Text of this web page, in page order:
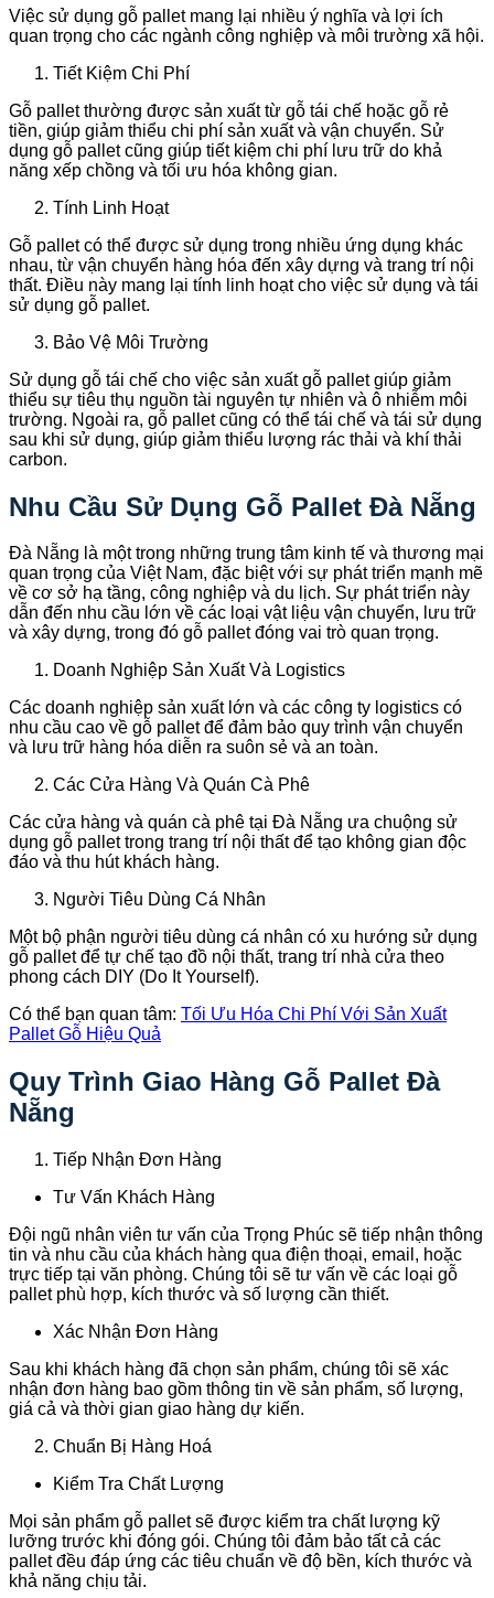
Việc sử dụng gỗ pallet mang lại nhiều ý nghĩa và lợi ích
quan trọng cho các ngành công nghiệp và môi trường xã hội.
Tiết Kiệm Chi Phí
Gỗ pallet thường được sản xuất từ gỗ tái chế hoặc gỗ rẻ
tiền, giúp giảm thiểu chi phí sản xuất và vận chuyển. Sử
dụng gỗ pallet cũng giúp tiết kiệm chi phí lưu trữ do khả
năng xếp chồng và tối ưu hóa không gian.
Tính Linh Hoạt
Gỗ pallet có thể được sử dụng trong nhiều ứng dụng khác
nhau, từ vận chuyển hàng hóa đến xây dựng và trang trí nội
thất. Điều này mang lại tính linh hoạt cho việc sử dụng và tái
sử dụng gỗ pallet.
Bảo Vệ Môi Trường
Sử dụng gỗ tái chế cho việc sản xuất gỗ pallet giúp giảm
thiểu sự tiêu thụ nguồn tài nguyên tự nhiên và ô nhiễm môi
trường. Ngoài ra, gỗ pallet cũng có thể tái chế và tái sử dụng
sau khi sử dụng, giúp giảm thiểu lượng rác thải và khí thải
carbon.
Nhu Cầu Sử Dụng Gỗ Pallet Đà Nẵng
Đà Nẵng là một trong những trung tâm kinh tế và thương mại
quan trọng của Việt Nam, đặc biệt với sự phát triển mạnh mẽ
về cơ sở hạ tầng, công nghiệp và du lịch. Sự phát triển này
dẫn đến nhu cầu lớn về các loại vật liệu vận chuyển, lưu trữ
và xây dựng, trong đó gỗ pallet đóng vai trò quan trọng.
Doanh Nghiệp Sản Xuất Và Logistics
Các doanh nghiệp sản xuất lớn và các công ty logistics có
nhu cầu cao về gỗ pallet để đảm bảo quy trình vận chuyển
và lưu trữ hàng hóa diễn ra suôn sẻ và an toàn.
Các Cửa Hàng Và Quán Cà Phê
Các cửa hàng và quán cà phê tại Đà Nẵng ưa chuộng sử
dụng gỗ pallet trong trang trí nội thất để tạo không gian độc
đáo và thu hút khách hàng.
Người Tiêu Dùng Cá Nhân
Một bộ phận người tiêu dùng cá nhân có xu hướng sử dụng
gỗ pallet để tự chế tạo đồ nội thất, trang trí nhà cửa theo
phong cách DIY (Do It Yourself).
Có thể bạn quan tâm: Tối Ưu Hóa Chi Phí Với Sản Xuất
Pallet Gỗ Hiệu Quả
Quy Trình Giao Hàng Gỗ Pallet Đà
Nẵng
Tiếp Nhận Đơn Hàng
Tư Vấn Khách Hàng
Đội ngũ nhân viên tư vấn của Trọng Phúc sẽ tiếp nhận thông
tin và nhu cầu của khách hàng qua điện thoại, email, hoặc
trực tiếp tại văn phòng. Chúng tôi sẽ tư vấn về các loại gỗ
pallet phù hợp, kích thước và số lượng cần thiết.
Xác Nhận Đơn Hàng
Sau khi khách hàng đã chọn sản phẩm, chúng tôi sẽ xác
nhận đơn hàng bao gồm thông tin về sản phẩm, số lượng,
giá cả và thời gian giao hàng dự kiến.
Chuẩn Bị Hàng Hoá
Kiểm Tra Chất Lượng
Mọi sản phẩm gỗ pallet sẽ được kiểm tra chất lượng kỹ
lưỡng trước khi đóng gói. Chúng tôi đảm bảo tất cả các
pallet đều đáp ứng các tiêu chuẩn về độ bền, kích thước và
khả năng chịu tải.